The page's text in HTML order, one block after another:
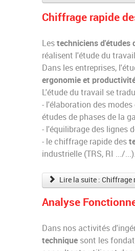
Chiffrage rapide
Les techniciens d'études
réalisent l'étude du
Dans les entreprises,
ergonomie et
L'étude du travail se
- l'élaboration des
études de phases de la
- l'équilibrage des lignes
- le chiffrage rapide des
industrielle (TRS, RI .../...).
Lire la suite : Chiffrage
Analyse
Dans nos activités
technique sont les